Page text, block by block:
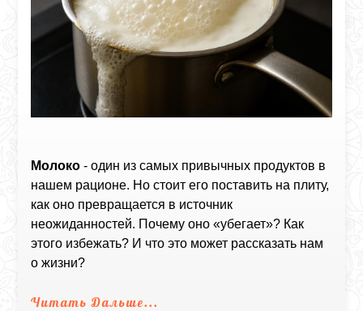
Молоко - один из самых привычных продуктов в
нашем рационе. Но стоит его поставить на плиту,
как оно превращается в источник
неожиданностей. Почему оно «убегает»? Как
этого избежать? И что это может рассказать нам
о жизни?
Читать Дальше...